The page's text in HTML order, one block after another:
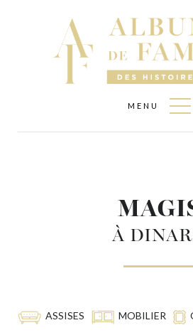
MENU
MARQUES
EDITEURS DE TISSUS
PRESSE
VENTES PRIVÉES
À
ASSISES MOBILIER